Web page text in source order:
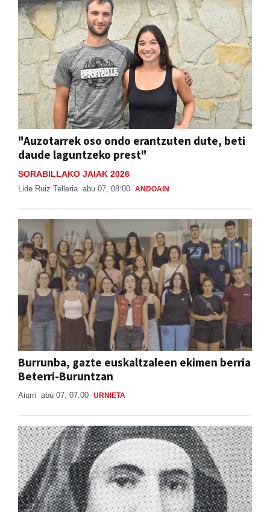
"Auzotarrek oso ondo erantzuten dute, beti
daude laguntzeko prest"
SORABILLAKO JAIAK 2026
Lide Ruiz Telleria abu 07, 08:00 ANDOAIN
Burrunba, gazte euskaltzaleen ekimen berria
Beterri-Buruntzan
Aiurri abu 07, 07:00 URNIETA